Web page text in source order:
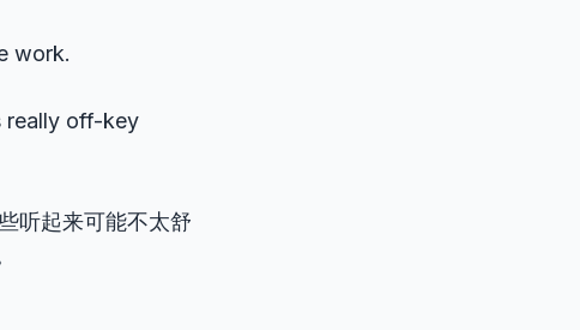
work.
really off-key
听起来可能不太舒